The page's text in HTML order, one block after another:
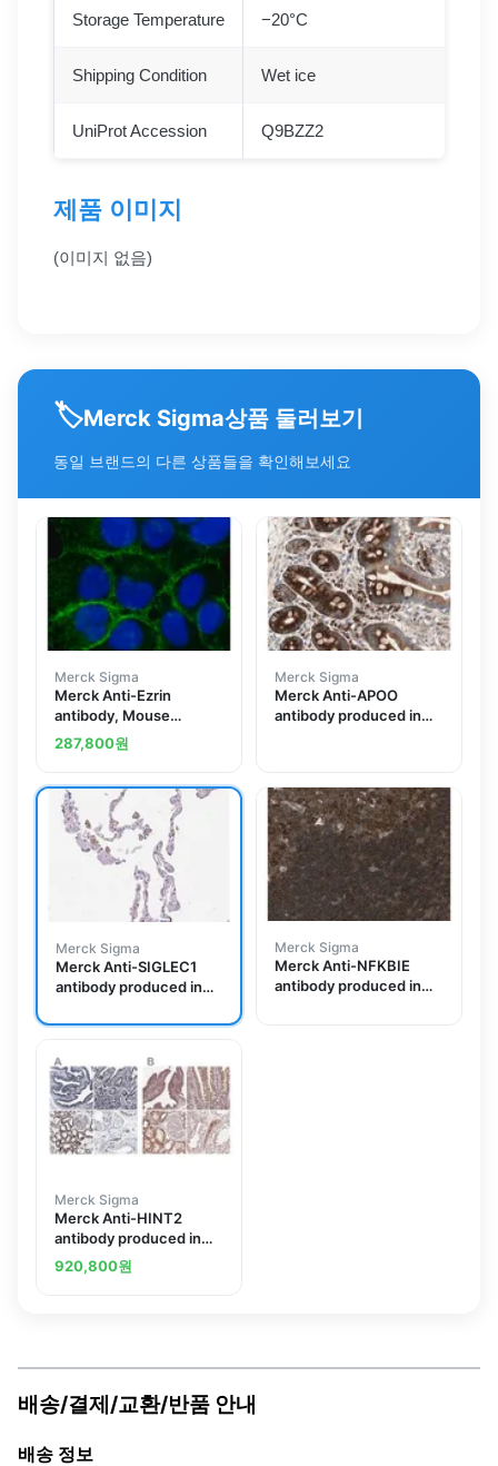
Storage Temperature −20°C
Shipping Condition Wet ice
UniProt Accession Q9BZZ2
제품 이미지
(이미지 없음)
🏷️Merck Sigma상품 둘러보기
동일 브랜드의 다른 상품들을 확인해보세요
Merck Sigma
Merck Anti-Ezrin
antibody, Mouse
monoclonal
287,800원
Merck Sigma
Merck Anti-APOO
antibody produced in
Merck Sigma
Merck Anti-SIGLEC1
antibody produced in
Merck Sigma
Merck Anti-NFKBIE
antibody produced in
Merck Sigma
Merck Anti-HINT2
antibody produced in
rabbit
920,800원
배송/결제/교환/반품 안내
배송 정보